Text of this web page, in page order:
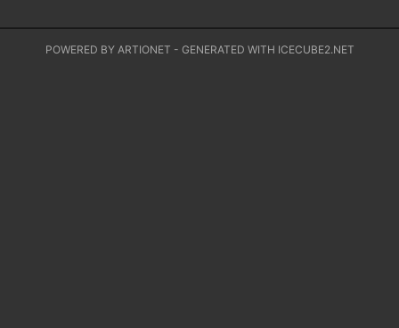
POWERED BY ARTIONET - GENERATED WITH ICECUBE2.NET